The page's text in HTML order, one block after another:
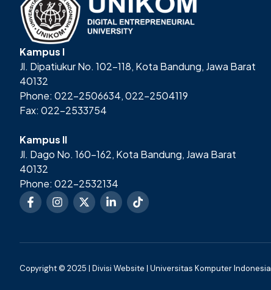
Kampus I
Jl. Dipatiukur No. 102-118, Kota Bandung, Jawa Barat
40132
Phone: 022-2506634, 022-2504119
Fax: 022-2533754
Kampus II
Jl. Dago No. 160-162, Kota Bandung, Jawa Barat
40132
Phone: 022-2532134
Copyright © 2025 | Divisi Website | Universitas Komputer Indonesia